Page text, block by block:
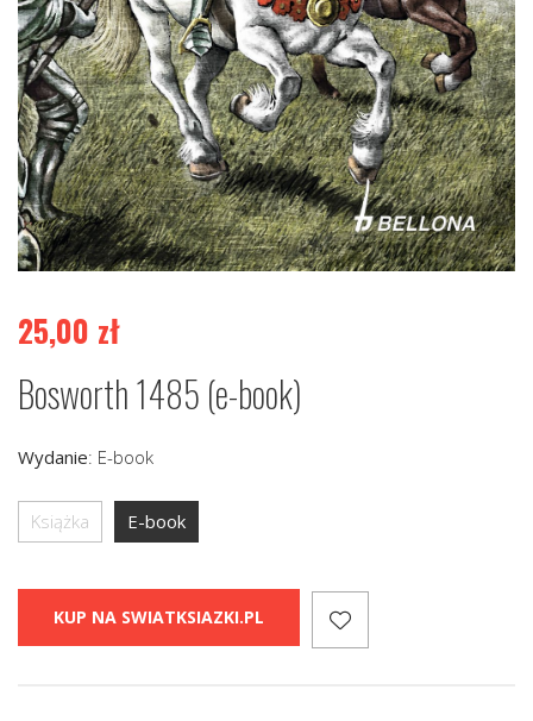
25,00 zł
Bosworth 1485 (e-book)
Wydanie: E-book
Książka E-book
KUP NA SWIATKSIAZKI.PL